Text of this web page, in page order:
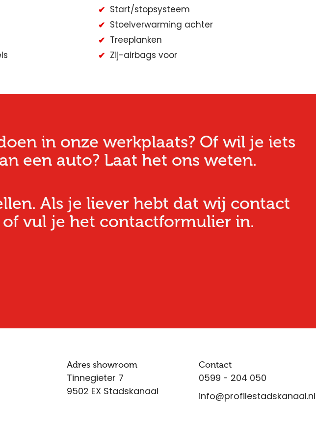
Start/stopsysteem
Stoelverwarming achter
Treeplanken
Zij-airbags voor
in onze werkplaats? Of wil je iets
een auto? Laat het ons weten.
Als je liever hebt dat wij contact
vul je het contactformulier in.
Adres showroom
Tinnegieter 7
9502 EX Stadskanaal
Contact
0599 - 204 050
info@profilestadskanaal.nl